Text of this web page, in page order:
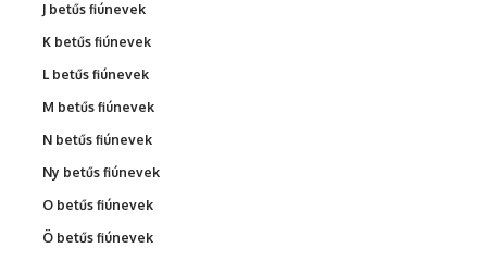
J betűs fiúnevek
K betűs fiúnevek
L betűs fiúnevek
M betűs fiúnevek
N betűs fiúnevek
Ny betűs fiúnevek
O betűs fiúnevek
Ö betűs fiúnevek